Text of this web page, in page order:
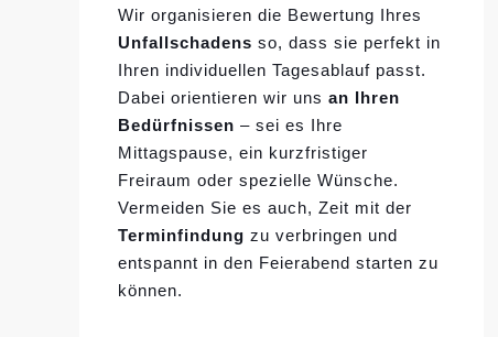
Wir organisieren die Bewertung Ihres
Unfallschadens so, dass sie perfekt in
Ihren individuellen Tagesablauf passt.
Dabei orientieren wir uns an Ihren
Bedürfnissen – sei es Ihre
Mittagspause, ein kurzfristiger
Freiraum oder spezielle Wünsche.
Vermeiden Sie es auch, Zeit mit der
Terminfindung zu verbringen und
entspannt in den Feierabend starten zu
können.